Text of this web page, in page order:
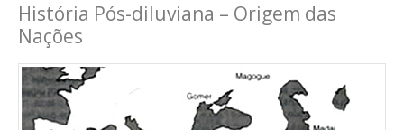
História Pós-diluviana – Origem das
Nações